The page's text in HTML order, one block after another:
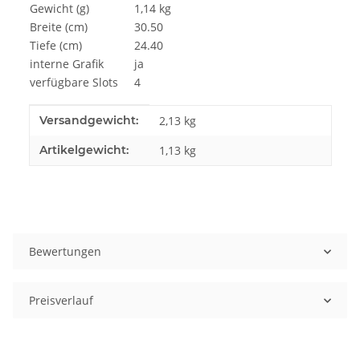
Gewicht (g)
1,14 kg
Breite (cm)
30.50
Tiefe (cm)
24.40
interne Grafik
ja
verfügbare Slots
4
Produkteigenschaft
Wert
Versandgewicht: 2,13 kg
Artikelgewicht: 1,13 kg
Bewertungen
Preisverlauf